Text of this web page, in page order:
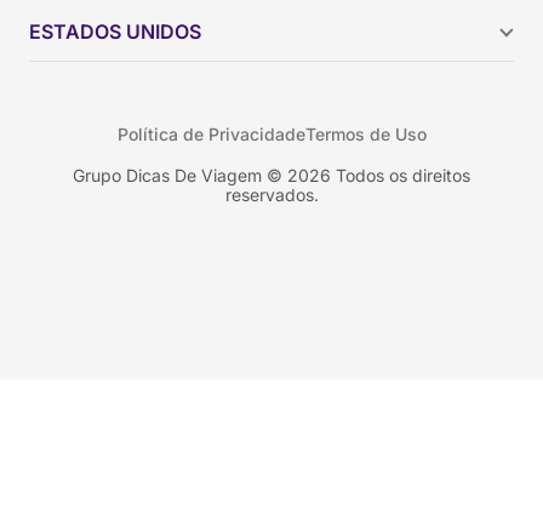
Colômbia
ESTADOS UNIDOS
Nova York
Grupo Dicas De Viagem © 2026 Todos os direitos
reservados.
Política de PrivacidadeTermos de Uso